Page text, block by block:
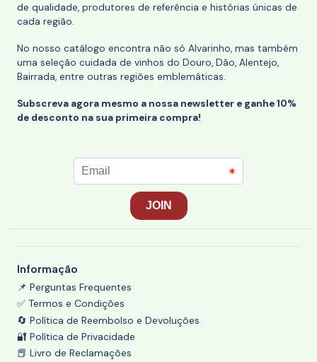
de qualidade, produtores de referência e histórias únicas de
cada região.
No nosso catálogo encontra não só Alvarinho, mas também
uma seleção cuidada de vinhos do Douro, Dão, Alentejo,
Bairrada, entre outras regiões emblemáticas.
Subscreva agora mesmo a nossa newsletter e ganhe 10%
de desconto na sua primeira compra!
Informação
📌 Perguntas Frequentes
✅ Termos e Condições
🔄 Política de Reembolso e Devoluções
🔐 Política de Privacidade
📕 Livro de Reclamações